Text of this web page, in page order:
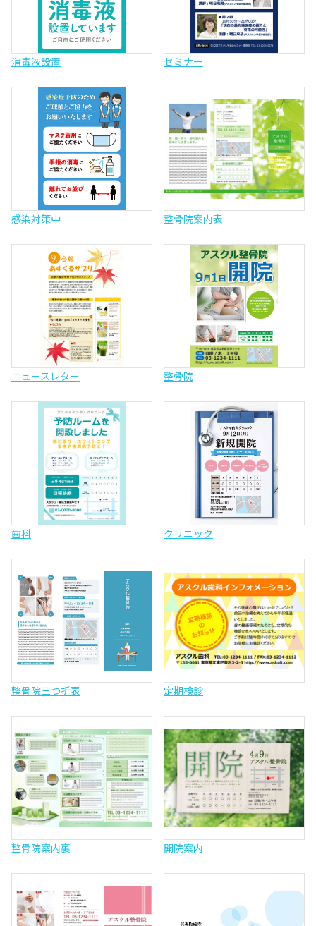
消毒液設置 セミナー
感染対策中 整骨院案内表
ニュースレター 整骨院
歯科 クリニック
整骨院三つ折表 定期検診
整骨院案内裏 開院案内